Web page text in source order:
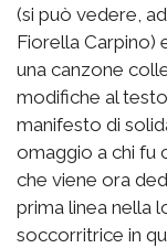
(si può vedere,
Fiorella Carpino)
una canzone
modifiche al
manifesto di
omaggio a chi fu
che viene ora
prima linea nella
soccorritrice in